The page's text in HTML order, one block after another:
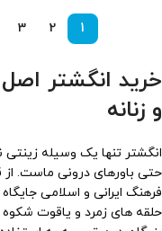
1
2
3
خرید انگشتر
و زنانه
انگشتر تنها یک وسیله
حتی باورهای درونی ماست. از
فرهنگ ایرانی و اسلامی
حلقه های زمرد و یاقوت